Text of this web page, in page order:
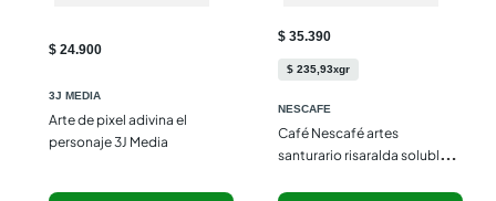
$ 24.900
3J MEDIA
Arte de pixel adivina el
personaje 3J Media
$ 35.390
$ 235 93xgr
NESCAFE
Café Nescafé artes
santurario risaralda soluble